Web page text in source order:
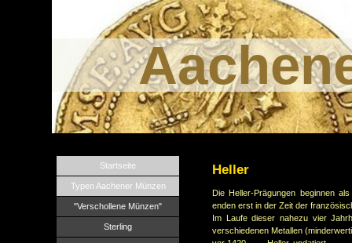
Startseite
Typen Aachener Münzen
"Verschollene Münzen"
Sterling
Heller
Die Heller-Prägungen beginnen
enden erst in der Zeit der
Im Laufe dieser nahezu vier
verschiedenen Metallen